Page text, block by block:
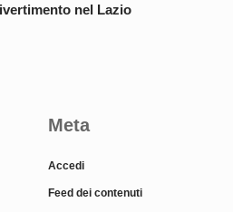
nel Lazio
Meta
Accedi
Feed dei contenuti